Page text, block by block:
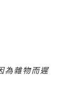
為雜物而遲